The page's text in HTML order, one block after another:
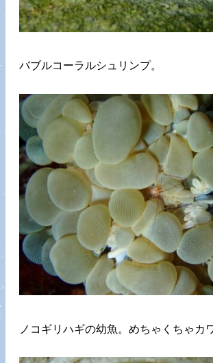
バブルコーラルシュリンプ。
ノコギリハギの幼魚。めちゃくちゃカ